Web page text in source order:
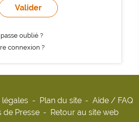
oublié ?
connexion ?
légales Plan du site
Aide / FAQ
de Presse
Retour au site web